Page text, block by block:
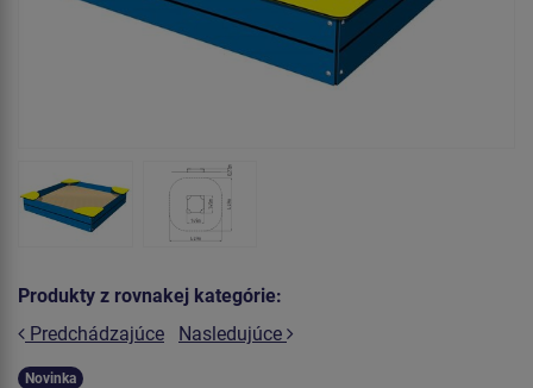
Produkty z rovnakej kategórie:
Predchádzajúce
Nasledujúce
Novinka